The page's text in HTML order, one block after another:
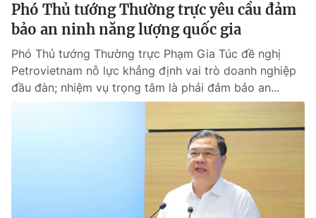
Tổng Biên tập:Vũ Thanh Thủy
Phó Tổng Biên tập:Nguyễn Thị Mỹ Hạnh, Phạm Quốc Thắng,
Nguyễn Trọng Ninh
Tổng đài VTV:024.38 355 931 - 024.38 355 932
Ðiện thoại Thời báo VTV:024.66 897 897
toasoan@vtv.vn
Phó Thủ tướng Thường trực yêu cầu đảm
bảo an ninh năng lượng quốc gia
Phó Thủ tướng Thường trực Phạm Gia Túc đề nghị
Petrovietnam nỗ lực khẳng định vai trò doanh nghiệp
đầu đàn; nhiệm vụ trọng tâm là phải đảm bảo an...